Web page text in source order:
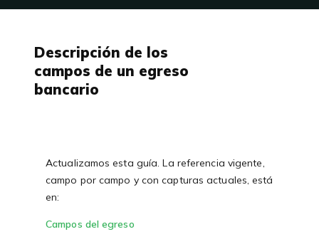
Descripción de los
campos de un egreso
bancario
Actualizamos esta guía. La referencia vigente,
campo por campo y con capturas actuales, está
en:
Campos del egreso